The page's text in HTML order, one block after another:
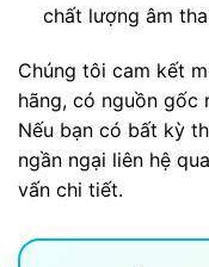
chất lượng âm
Chúng tôi cam kết
hãng, có nguồn gốc
Nếu bạn có bất kỳ
ngần ngại liên hệ
vấn chi tiết.